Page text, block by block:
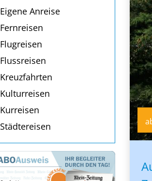
Eigene Anreise
Fernreisen
Flugreisen
Flussreisen
Kreuzfahrten
Kulturreisen
Kurreisen
Städtereisen